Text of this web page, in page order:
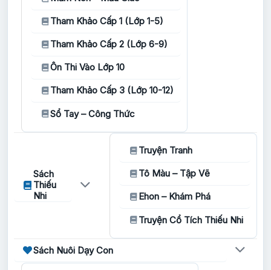
Tham Khảo Cấp 1 (Lớp 1-5)
Tham Khảo Cấp 2 (Lớp 6-9)
Ôn Thi Vào Lớp 10
Tham Khảo Cấp 3 (Lớp 10-12)
Sổ Tay – Công Thức
Sách
Thiếu
Nhi
Truyện Tranh
Tô Màu – Tập Vẽ
Ehon – Khám Phá
Truyện Cổ Tích Thiếu Nhi
Sách Nuôi Dạy Con